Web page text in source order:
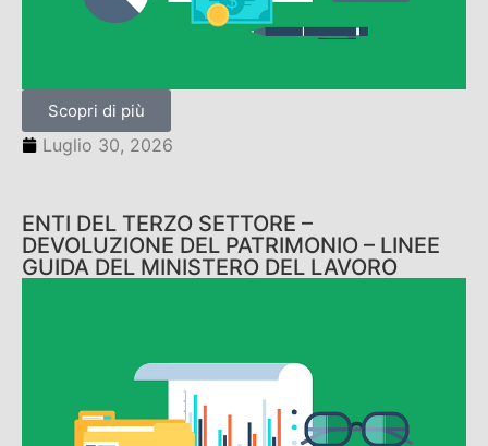
Scopri di più
Luglio 30, 2026
ENTI DEL TERZO SETTORE –
DEVOLUZIONE DEL PATRIMONIO – LINEE
GUIDA DEL MINISTERO DEL LAVORO